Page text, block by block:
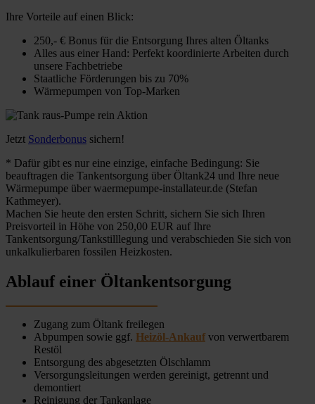
Ihre Vorteile auf einen Blick:
250,- € Bonus für die Entsorgung Ihres alten Öltanks
Alles aus einer Hand: Perfekt koordinierte Arbeiten durch
unsere Fachbetriebe
Staatliche Förderungen bis zu 70%
Wärmepumpen von Top-Marken
Jetzt Sonderbonus sichern!
* Dafür gibt es nur eine einzige, einfache Bedingung: Sie
beauftragen die Tankentsorgung über Öltank24 und Ihre neue
Wärmepumpe über waermepumpe-installateur.de (Stefan
Kathmeyer).
Machen Sie heute den ersten Schritt, sichern Sie sich Ihren
Preisvorteil in Höhe von 250,00 EUR auf Ihre
Tankentsorgung/Tankstilllegung und verabschieden Sie sich von
unkalkulierbaren fossilen Heizkosten.
Ablauf einer Öltankentsorgung
Zugang zum Öltank freilegen
Abpumpen sowie ggf. Heizöl-Ankauf von verwertbarem
Restöl
Entsorgung des abgesetzten Ölschlamm
Versorgungsleitungen werden gereinigt, getrennt und
demontiert
Reinigung der Tankanlage